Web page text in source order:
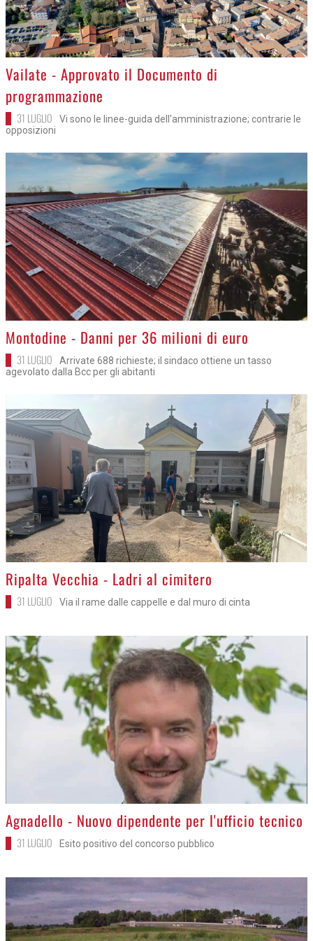
>
Vailate - Approvato il Documento di
programmazione
31 LUGLIO
Vi sono le linee-guida dell'amministrazione; contrarie le
opposizioni
>Montodine - Danni per 36 milioni di euro
31 LUGLIO
Arrivate 688 richieste; il sindaco ottiene un tasso
agevolato dalla Bcc per gli abitanti
>
Ripalta Vecchia - Ladri al cimitero
31 LUGLIO Via il rame dalle cappelle e dal muro di cinta
>
Agnadello - Nuovo dipendente per l'ufficio tecnico
31 LUGLIO Esito positivo del concorso pubblico